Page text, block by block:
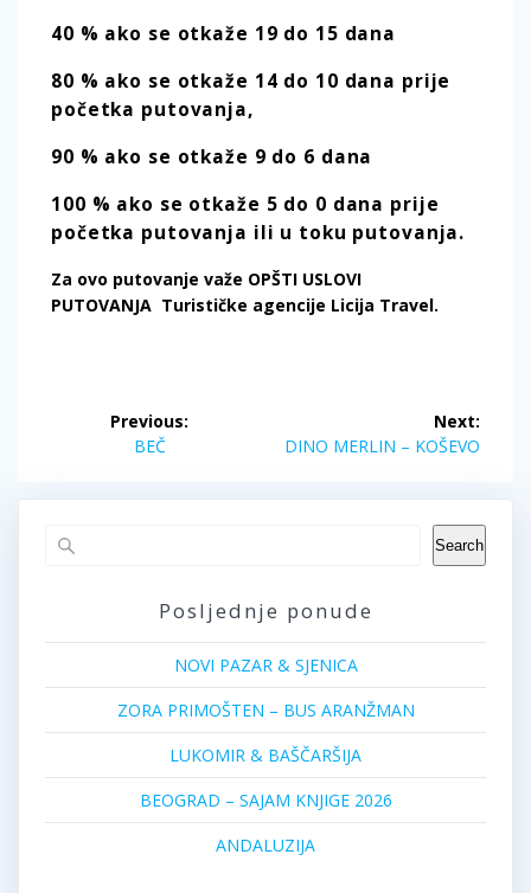
40 % ako se otkaže 19 do 15 dana
80 % ako se otkaže 14 do 10 dana prije
početka putovanja,
90 % ako se otkaže 9 do 6 dana
100 % ako se otkaže 5 do 0 dana prije
početka putovanja ili u toku putovanja.
Za ovo putovanje važe OPŠTI USLOVI
PUTOVANJA Turističke agencije Licija Travel.
navigation
Previous:
Previous
BEČ
Next:
Next
DINO MERLIN – KOŠEVO
Search
Posljednje ponude
NOVI PAZAR & SJENICA
ZORA PRIMOŠTEN – BUS ARANŽMAN
LUKOMIR & BAŠČARŠIJA
BEOGRAD – SAJAM KNJIGE 2026
ANDALUZIJA